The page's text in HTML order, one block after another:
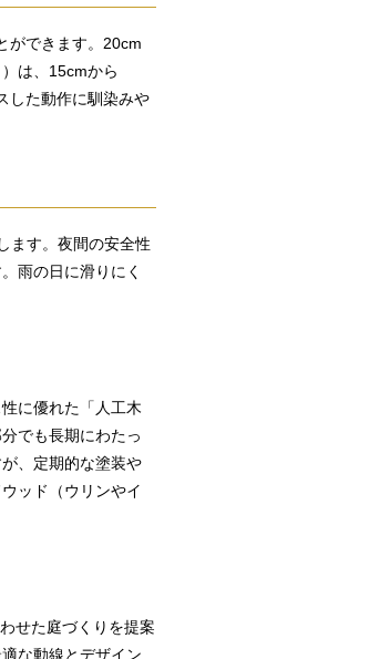
ができます。20cm
は、15cmから
した動作に馴染みや
ます。夜間の安全性
雨の日に滑りにく
に優れた「人工木
でも長期にわたっ
、定期的な塗装や
ッド（ウリンやイ
せた庭づくりを提案
な動線とデザイン